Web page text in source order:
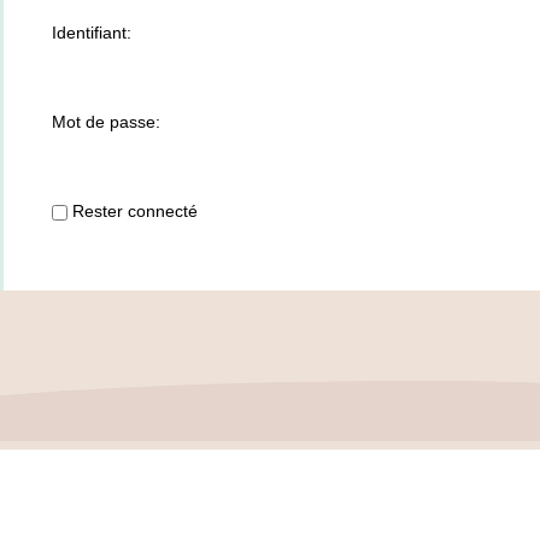
Identifiant:
Mot de passe:
Rester connecté